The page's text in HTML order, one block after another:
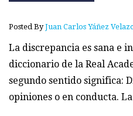
Posted ByJuan Carlos Yáñez
La discrepancia es sana e
diccionario de la Real
segundo sentido significa:
opiniones o en conducta.